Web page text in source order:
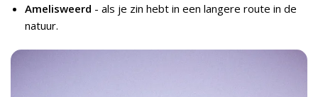
Amelisweerd - als je zin hebt in een langere route in de
natuur.